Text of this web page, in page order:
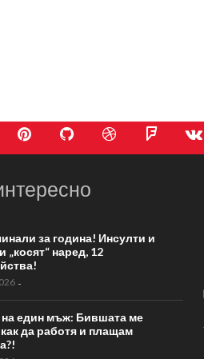
за година! Инсулти и
„косят“ наред, 12
-
един мъж: Бившата ме
да работя и плащам